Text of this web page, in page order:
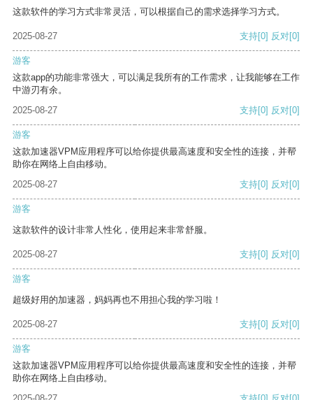
这款软件的学习方式非常灵活，可以根据自己的需求选择学习方式。
2025-08-27 支持[0] 反对[0]
游客
这款app的功能非常强大，可以满足我所有的工作需求，让我能够在工作
中游刃有余。
2025-08-27
支持[0] 反对[0]
游客
这款加速器VPM应用程序可以给你提供最高速度和安全性的连接，并帮
助你在网络上自由移动。
2025-08-27
支持[0] 反对[0]
游客
这款软件的设计非常人性化，使用起来非常舒服。
2025-08-27 支持[0] 反对[0]
游客
超级好用的加速器，妈妈再也不用担心我的学习啦！
2025-08-27 支持[0] 反对[0]
游客
这款加速器VPM应用程序可以给你提供最高速度和安全性的连接，并帮
助你在网络上自由移动。